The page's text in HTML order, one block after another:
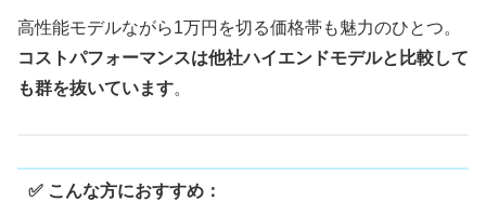
高性能モデルながら1万円を切る価格帯も魅力のひとつ。
コストパフォーマンスは他社ハイエンドモデルと比較して
も群を抜いています。
✅ こんな方におすすめ：